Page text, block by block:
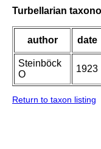
Turbellarian
author date
Steinböck
O
1923
Return to taxon listing